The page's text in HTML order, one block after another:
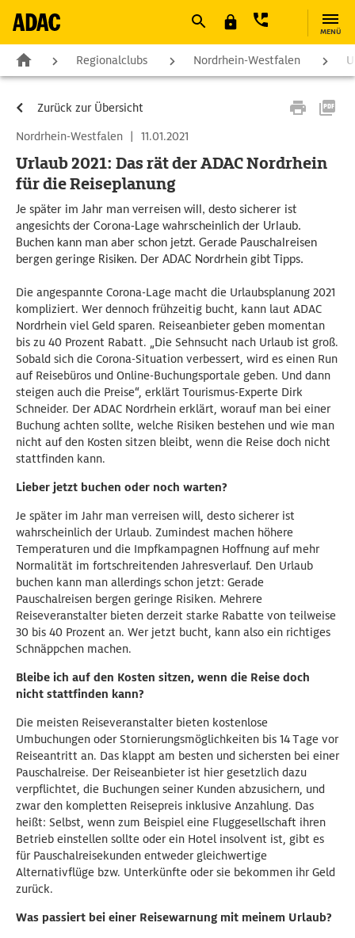
MENÜ
Regionalclubs Nordrhein-Westfalen
Zurück zur Übersicht
Nordrhein-Westfalen | 11.01.2021
Urlaub 2021: Das rät der ADAC Nordrhein
für die Reiseplanung
Je später im Jahr man verreisen will, desto sicherer ist
angesichts der Corona-Lage wahrscheinlich der Urlaub.
Buchen kann man aber schon jetzt. Gerade Pauschalreisen
bergen geringe Risiken. Der ADAC Nordrhein gibt Tipps.
Die angespannte Corona-Lage macht die Urlaubsplanung 2021
kompliziert. Wer dennoch frühzeitig bucht, kann laut ADAC
Nordrhein viel Geld sparen. Reiseanbieter geben momentan
bis zu 40 Prozent Rabatt. „Die Sehnsucht nach Urlaub ist groß.
Sobald sich die Corona-Situation verbessert, wird es einen Run
auf Reisebüros und Online-Buchungsportale geben. Und dann
steigen auch die Preise“, erklärt Tourismus-Experte Dirk
Schneider. Der ADAC Nordrhein erklärt, worauf man bei einer
Buchung achten sollte, welche Risiken bestehen und wie man
nicht auf den Kosten sitzen bleibt, wenn die Reise doch nicht
stattfinden kann.
Lieber jetzt buchen oder noch warten?
Je später im Jahr man verreisen will, desto sicherer ist
wahrscheinlich der Urlaub. Zumindest machen höhere
Temperaturen und die Impfkampagnen Hoffnung auf mehr
Normalität im fortschreitenden Jahresverlauf. Den Urlaub
buchen kann man allerdings schon jetzt: Gerade
Pauschalreisen bergen geringe Risiken. Mehrere
Reiseveranstalter bieten derzeit starke Rabatte von teilweise
30 bis 40 Prozent an. Wer jetzt bucht, kann also ein richtiges
Schnäppchen machen.
Bleibe ich auf den Kosten sitzen, wenn die Reise doch
nicht stattfinden kann?
Die meisten Reiseveranstalter bieten kostenlose
Umbuchungen oder Stornierungsmöglichkeiten bis 14 Tage vor
Reiseantritt an. Das klappt am besten und sichersten bei einer
Pauschalreise. Der Reiseanbieter ist hier gesetzlich dazu
verpflichtet, die Buchungen seiner Kunden abzusichern, und
zwar den kompletten Reisepreis inklusive Anzahlung. Das
heißt: Selbst, wenn zum Beispiel eine Fluggesellschaft ihren
Betrieb einstellen sollte oder ein Hotel insolvent ist, gibt es
für Pauschalreisekunden entweder gleichwertige
Alternativflüge bzw. Unterkünfte oder sie bekommen ihr Geld
zurück.
Was passiert bei einer Reisewarnung mit meinem Urlaub?